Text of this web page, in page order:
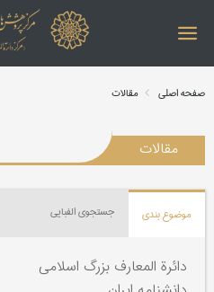
صفحه اصلی مقالات
مقالات
موضوع بندی جستجوی الفبایی
دائرة المعارف بزرگ اسلامی